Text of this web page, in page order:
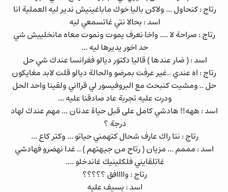
رتاج : كنحاول ... ولاكن باليا خوك ماباغينيش ندير ليه العملية انا
اسد : بحالا نتي غاتسمعي ليه
رتاج : صراحة لا .... واخا نعرف يموت ونموت معاه مانخلييش شي
حد اخور يديرها ليه ...
اسد : ( ضار عندها ) قاليا دكتور ديالو ففرانسا عندك شي حل
رتاج : اه عندي ..غير عرفت بمرضو والحالة ديالو قلت لابد مغايكون
حل .. ومشيت كنبحث مع البروفيسور لي قرااني ولقينا واحد الحل
ودرت عليه تجربة عاد صادقنا عليه ...
اسد : ههه!! هادشي كامل على قبل حياة عدنان ... مهم عندك لهاد
درجة ؟
رتاج : نتا راك عارف شحال كتهمني حياتو ... وكتر كاع ...
اسد : مممم ... مزيان ( رتاح من جيهتهم ) .. غدا نهضرو فهادشي
غاتلقايني فلكلينيك غاندخلو ....
رتاج : واااافق ؟؟؟؟؟
اسد : بسيف عليه